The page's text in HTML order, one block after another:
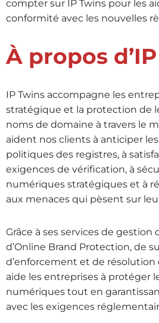
compter sur IP Twins pour les
conformité avec les nouvelles
À propos
IP Twins accompagne les
stratégique et la protection de
noms de domaine à travers le
aident nos clients à anticiper
politiques des registres, à
exigences de vérification, à
numériques stratégiques et à
aux menaces qui pèsent sur
Grâce à ses services de
d’Online Brand Protection, de
d’enforcement et de résolution
aide les entreprises à protéger
numériques tout en
avec les exigences